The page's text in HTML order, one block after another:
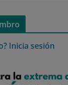
Inicia sesión